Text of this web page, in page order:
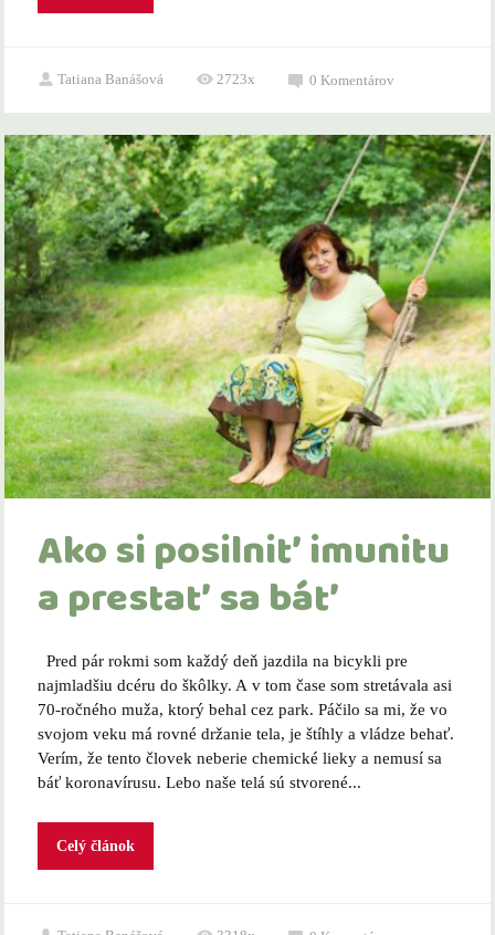
Tatiana Banášová 2723x 0Komentárov
Ako si posilniť imunitu
a prestať sa báť
Pred pár rokmi som každý deň jazdila na bicykli pre
najmladšiu dcéru do škôlky. A v tom čase som stretávala asi
70-ročného muža, ktorý behal cez park. Páčilo sa mi, že vo
svojom veku má rovné držanie tela, je štíhly a vládze behať.
Verím, že tento človek neberie chemické lieky a nemusí sa
báť koronavírusu. Lebo naše telá sú stvorené...
Celý článok